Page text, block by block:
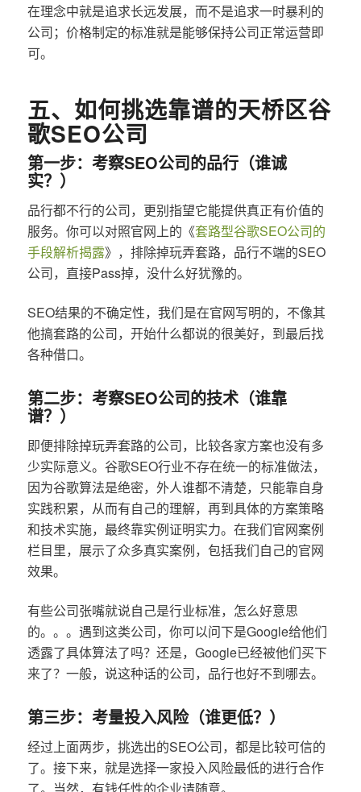
在理念中就是追求长远发展，而不是追求一时暴利的
公司；价格制定的标准就是能够保持公司正常运营即
可。
五、如何挑选靠谱的天桥区谷
歌SEO公司
第一步：考察SEO公司的品行（谁诚
实？）
品行都不行的公司，更别指望它能提供真正有价值的
服务。你可以对照官网上的《套路型谷歌SEO公司的
手段解析揭露》，排除掉玩弄套路，品行不端的SEO
公司，直接Pass掉，没什么好犹豫的。
SEO结果的不确定性，我们是在官网写明的，不像其
他搞套路的公司，开始什么都说的很美好，到最后找
各种借口。
第二步：考察SEO公司的技术（谁靠
谱？）
即便排除掉玩弄套路的公司，比较各家方案也没有多
少实际意义。谷歌SEO行业不存在统一的标准做法，
因为谷歌算法是绝密，外人谁都不清楚，只能靠自身
实践积累，从而有自己的理解，再到具体的方案策略
和技术实施，最终靠实例证明实力。在我们官网案例
栏目里，展示了众多真实案例，包括我们自己的官网
效果。
有些公司张嘴就说自己是行业标准，怎么好意思
的。。。遇到这类公司，你可以问下是Google给他们
透露了具体算法了吗？还是，Google已经被他们买下
来了？一般，说这种话的公司，品行也好不到哪去。
第三步：考量投入风险（谁更低？）
经过上面两步，挑选出的SEO公司，都是比较可信的
了。接下来，就是选择一家投入风险最低的进行合作